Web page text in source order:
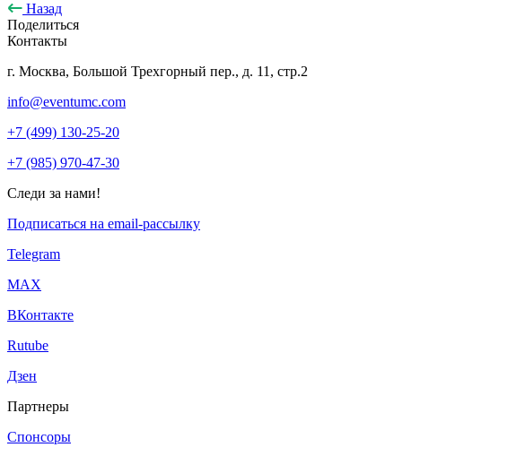
Назад
Поделиться
Контакты
г. Москва, Большой Трехгорный пер., д. 11, стр.2
info@eventumc.com
+7 (499) 130-25-20
+7 (985) 970-47-30
Следи за нами!
Подписаться на email-рассылку
Telegram
МАХ
ВКонтакте
Rutube
Дзен
Партнеры
Спонсоры